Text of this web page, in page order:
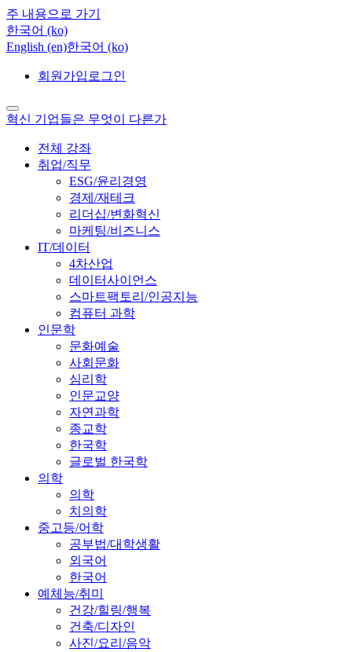
주 내용으로 가기
한국어 ‎(ko)‎
English ‎(en)‎한국어 ‎(ko)‎
회원가입 로그인
혁신 기업들은 무엇이 다른가
전체 강좌
취업/직무
ESG/윤리경영
경제/재테크
리더십/변화혁신
마케팅/비즈니스
IT/데이터
4차산업
데이터사이언스
스마트팩토리/인공지능
컴퓨터 과학
인문학
문화예술
사회문화
심리학
인문교양
자연과학
종교학
한국학
글로벌 한국학
의학
의학
치의학
중고등/어학
공부법/대학생활
외국어
한국어
예체능/취미
건강/힐링/행복
건축/디자인
사진/요리/음악